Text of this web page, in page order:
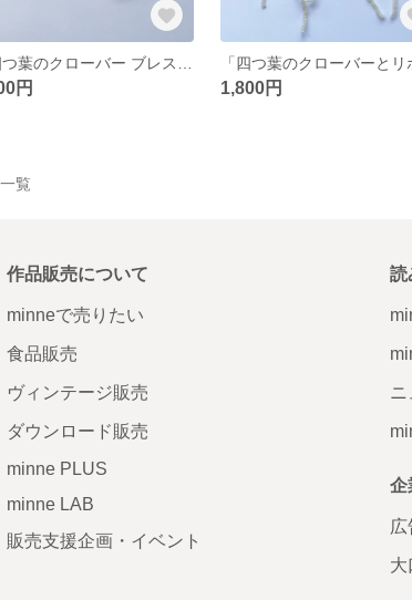
円 1,800円
覧
作品販売について
minneで売りたい
食品販売
ヴィンテージ販売
ダウンロード販売
minne PLUS
minne LAB
販売支援企画・イベント
読
ニ
企
大